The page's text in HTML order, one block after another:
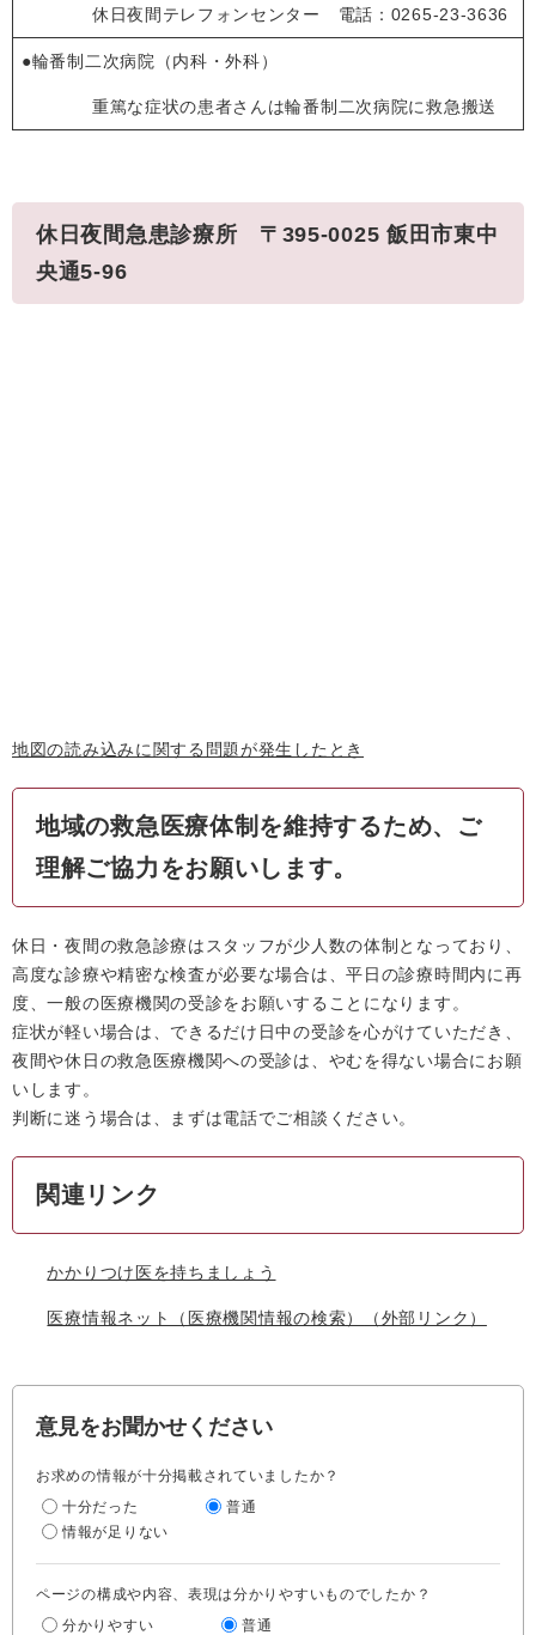
休日夜間テレフォンセンター 電話：0265-23-3636
●輪番制二次病院（内科・外科）
重篤な症状の患者さんは輪番制二次病院に救急搬送
休日夜間急患診療所 〒395-0025 飯田市東中
央通5-96
地図の読み込みに関する問題が発生したとき
地域の救急医療体制を維持するため、ご
理解ご協力をお願いします。
休日・夜間の救急診療はスタッフが少人数の体制となっており、
高度な診療や精密な検査が必要な場合は、平日の診療時間内に再
度、一般の医療機関の受診をお願いすることになります。
症状が軽い場合は、できるだけ日中の受診を心がけていただき、
夜間や休日の救急医療機関への受診は、やむを得ない場合にお願
いします。
判断に迷う場合は、まずは電話でご相談ください。
関連リンク
かかりつけ医を持ちましょう
医療情報ネット（医療機関情報の検索） （外部リンク）
意見をお聞かせください
お求めの情報が十分掲載されていましたか？
十分だった
普通
情報が足りない
ページの構成や内容、表現は分かりやすいものでしたか？
分かりやすい
普通